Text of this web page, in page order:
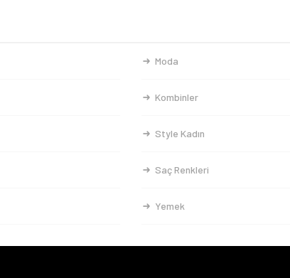
Moda
Kombinler
Style Kadın
Saç Renkleri
Yemek